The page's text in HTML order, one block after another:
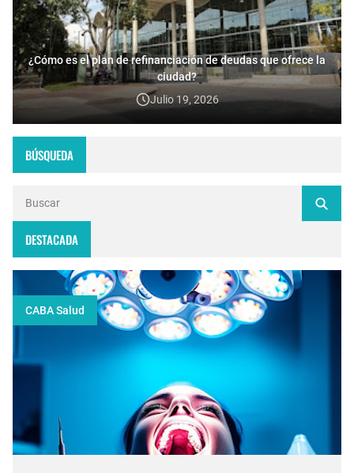
¿Cómo es el plan de refinanciación de deudas que ofrece la
ciudad?
Julio 19, 2026
BÚSQUEDA
DESTACADA
CABA Salud